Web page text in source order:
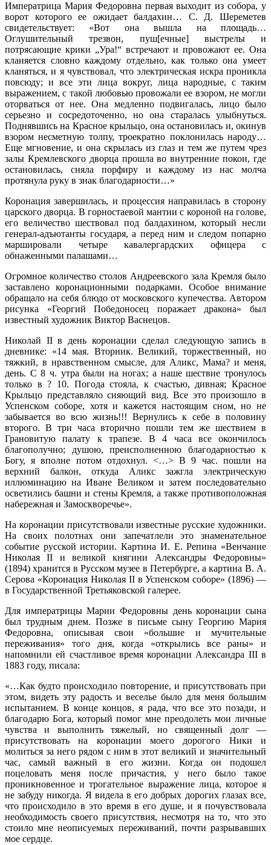
Императрица Мария Федоровна первая выходит из собора, у
ворот которого ее ожидает балдахин… С. Д. Шереметев
свидетельствует: «Вот она вышла на площадь…
Оглушительный трезвон, пуш[ечные] выстрелы и
потрясающие крики „Ура!“ встречают и провожают ее. Она
кланяется словно каждому отдельно, как только она умеет
кланяться, и я чувствовал, что электрическая искра проникла
повсюду; и все эти лица вокруг, лица народные, с таким
выражением, с такой любовью провожали ее взором, не могли
оторваться от нее. Она медленно подвигалась, лицо было
серьезно и сосредоточенно, но она старалась улыбнуться.
Поднявшись на Красное крыльцо, она остановилась и, окинув
взором несметную толпу, троекратно поклонилась народу…
Еще мгновение, и она скрылась из глаз и тем же путем чрез
залы Кремлевского дворца прошла во внутренние покои, где
остановилась, сняла порфиру и каждому из нас молча
протянула руку в знак благодарности…»
Коронация завершилась, и процессия направилась в сторону
царского дворца. В горностаевой мантии с короной на голове,
его величество шествовал под балдахином, который несли
генерал-адъютанты государя, а перед ним и следом попарно
маршировали четыре кавалергардских офицера с
обнаженными палашами…
Огромное количество столов Андреевского зала Кремля было
заставлено коронационными подарками. Особое внимание
обращало на себя блюдо от московского купечества. Автором
рисунка «Георгий Победоносец поражает дракона» был
известный художник Виктор Васнецов.
Николай II в день коронации сделал следующую запись в
дневнике: «14 мая. Вторник. Великий, торжественный, но
тяжкий, в нравственном смысле, для Аликс, Мама? и меня,
день. С 8 ч. утра были на ногах; а наше шествие тронулось
только в ? 10. Погода стояла, к счастью, дивная; Красное
Крыльцо представляло сияющий вид. Все это произошло в
Успенском соборе, хотя и кажется настоящим сном, но не
забывается во всю жизнь!!! Вернулись к себе в половину
второго. В три часа вторично пошли тем же шествием в
Грановитую палату к трапезе. В 4 часа все окончилось
благополучно; душою, преисполненною благодарностью к
Богу, я вполне потом отдохнул. <…> В 9 час. пошли на
верхний балкон, откуда Аликс зажгла электрическую
иллюминацию на Иване Великом и затем последовательно
осветились башни и стены Кремля, а также противоположная
набережная и Замоскворечье».
На коронации присутствовали известные русские художники.
На своих полотнах они запечатлели это знаменательное
событие русской истории. Картина И. Е. Репина «Венчание
Николая II и великой княгини Александры Федоровны»
(1894) хранится в Русском музее в Петербурге, а картина В. А.
Серова «Коронация Николая II в Успенском соборе» (1896) —
в Государственной Третьяковской галерее.
Для императрицы Марии Федоровны день коронации сына
был трудным днем. Позже в письме сыну Георгию Мария
Федоровна, описывая свои «большие и мучительные
переживания» того дня, когда «открылись все раны» и
напомнили ей счастливое время коронации Александра III в
1883 году, писала:
«…Как будто происходило повторение, и присутствовать при
этом, видеть эту радость и веселье было для меня большим
испытанием. В конце концов, я рада, что все это позади, и
благодарю Бога, который помог мне преодолеть мои личные
чувства и выполнить тяжелый, но священный долг —
присутствовать на коронации моего дорогого Ники и
молиться за него рядом с ним в этот великий и значительный
час, самый важный в его жизни. Когда он подошел
поцеловать меня после причастия, у него было такое
проникновенное и трогательное выражение лица, которое я
не забуду никогда. Я видела в его добрых дорогих глазах все,
что происходило в это время в его душе, и я почувствовала
необходимость своего присутствия, несмотря на то, что это
стоило мне неописуемых переживаний, почти разрывавших
мое сердце.